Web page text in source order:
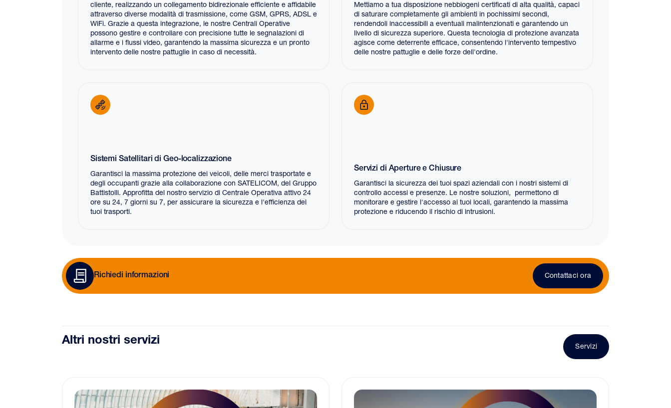
cliente, realizzando un collegamento bidirezionale efficiente e affidabile
attraverso diverse modalità di trasmissione, come GSM, GPRS, ADSL e
WiFi. Grazie a questa integrazione, le nostre Centrali Operative
possono gestire e controllare con precisione tutte le segnalazioni di
allarme e i flussi video, garantendo la massima sicurezza e un pronto
intervento delle nostre pattuglie in caso di necessità.
Mettiamo a tua disposizione nebbiogeni certificati di alta qualità, capaci
di saturare completamente gli ambienti in pochissimi secondi,
rendendoli inaccessibili a eventuali malintenzionati e garantendo un
livello di sicurezza superiore. Questa tecnologia di protezione avanzata
agisce come deterrente efficace, consentendo l'intervento tempestivo
delle nostre pattuglie e delle forze dell'ordine.
Sistemi Satellitari di Geo-localizzazione
Garantisci la massima protezione dei veicoli, delle merci trasportate e
degli occupanti grazie alla collaborazione con SATELICOM, del Gruppo
Battistolli. Approfitta del nostro servizio di Centrale Operativa attivo 24
ore su 24, 7 giorni su 7, per assicurare la sicurezza e l'efficienza dei
tuoi trasporti.
Servizi di Aperture e Chiusure
Garantisci la sicurezza dei tuoi spazi aziendali con i nostri sistemi di
controllo accessi e presenze. Le nostre soluzioni, permettono di
monitorare e gestire l'accesso ai tuoi locali, garantendo la massima
protezione e riducendo il rischio di intrusioni.
Richiedi informazioni Contattaci ora
Altri nostri servizi Servizi